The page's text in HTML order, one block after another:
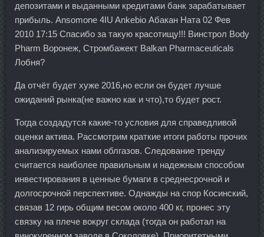
депозитами и выданными кредитами банк зарабатывает
прибыль. Ansomone 4IU Ankebio Абакан Ната 02 Фев
2010 17:15 Спасибо за такую красотищу!!! Винстрол Body
Pharm Воронеж, Стромбажект Balkan Pharmaceuticals
Лобня?
Да отчёт будет хуже 2016,но если он будет лучше
ожиданий рынка(не важно как и что),то будет рост.
Тогда создадутся какие-то условия для справедливой
оценки актива. Рассмотрим краткие итоги работы прочих
анализируемых нами облгазов. Следование тренду
считается наиболее правильным и надежным способом
инвестирования в ценные бумаги в среднесрочной и
долгосрочной перспективе. Однажды на спор Косинский,
связав 12 гирь общим весом около 400 кг, пронес эту
связку на плече вокруг склада (тогда он работал на